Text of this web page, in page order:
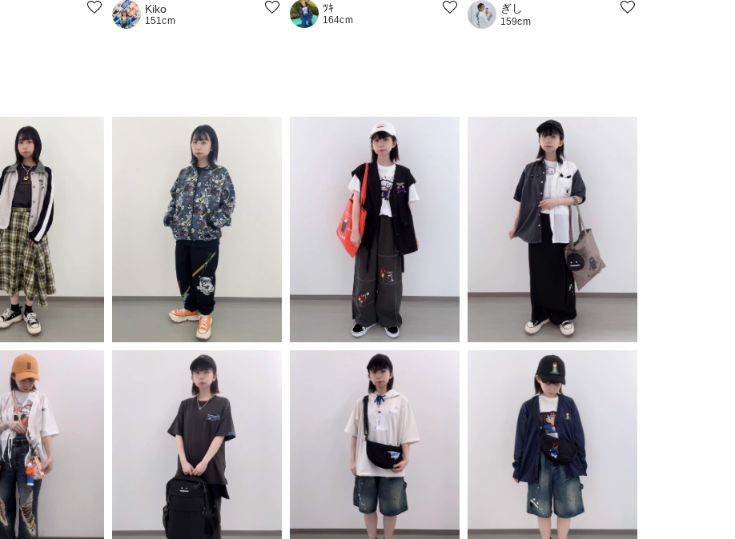
Kiko
151cm
ﾂｷ
164cm
ぎし
159cm